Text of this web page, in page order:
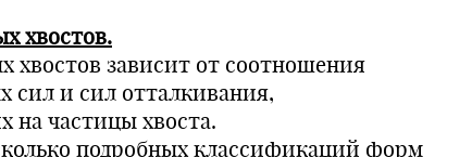
хвостов.
хвостов зависит от соотношения
сил и сил отталкивания,
на частицы хвоста.
подробных классификаций форм